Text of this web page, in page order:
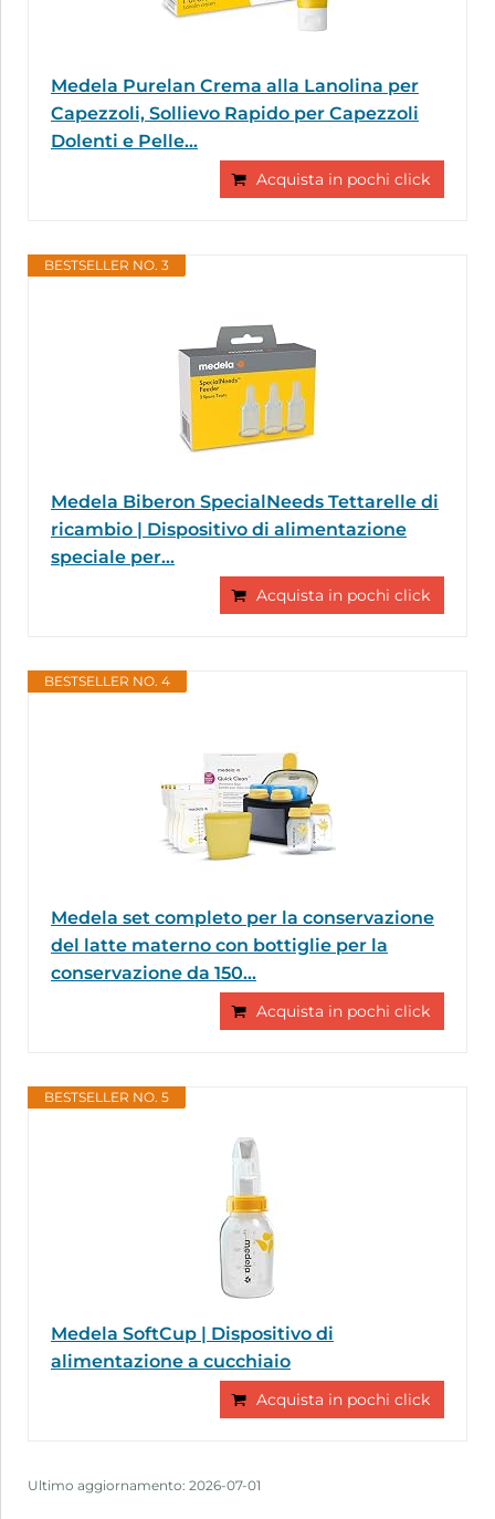
Medela Purelan Crema alla Lanolina per
Capezzoli, Sollievo Rapido per Capezzoli
Dolenti e Pelle...
Acquista in pochi click
BESTSELLER NO. 3
Medela Biberon SpecialNeeds Tettarelle di
ricambio | Dispositivo di alimentazione
speciale per...
Acquista in pochi click
BESTSELLER NO. 4
Medela set completo per la conservazione
del latte materno con bottiglie per la
conservazione da 150...
Acquista in pochi click
BESTSELLER NO. 5
Medela SoftCup | Dispositivo di
alimentazione a cucchiaio
Acquista in pochi click
Ultimo aggiornamento: 2026-07-01